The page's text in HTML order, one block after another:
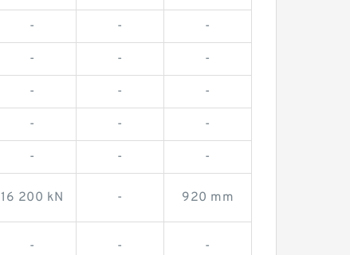
- - -
- - -
- - -
- - -
- - -
16 200 kN - 920 mm
- - -